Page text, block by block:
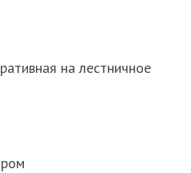
на лестничное